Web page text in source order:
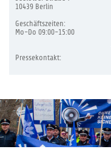
10439 Berlin
Geschäftszeiten:
Mo-Do 09:00-15:00
Pressekontakt: